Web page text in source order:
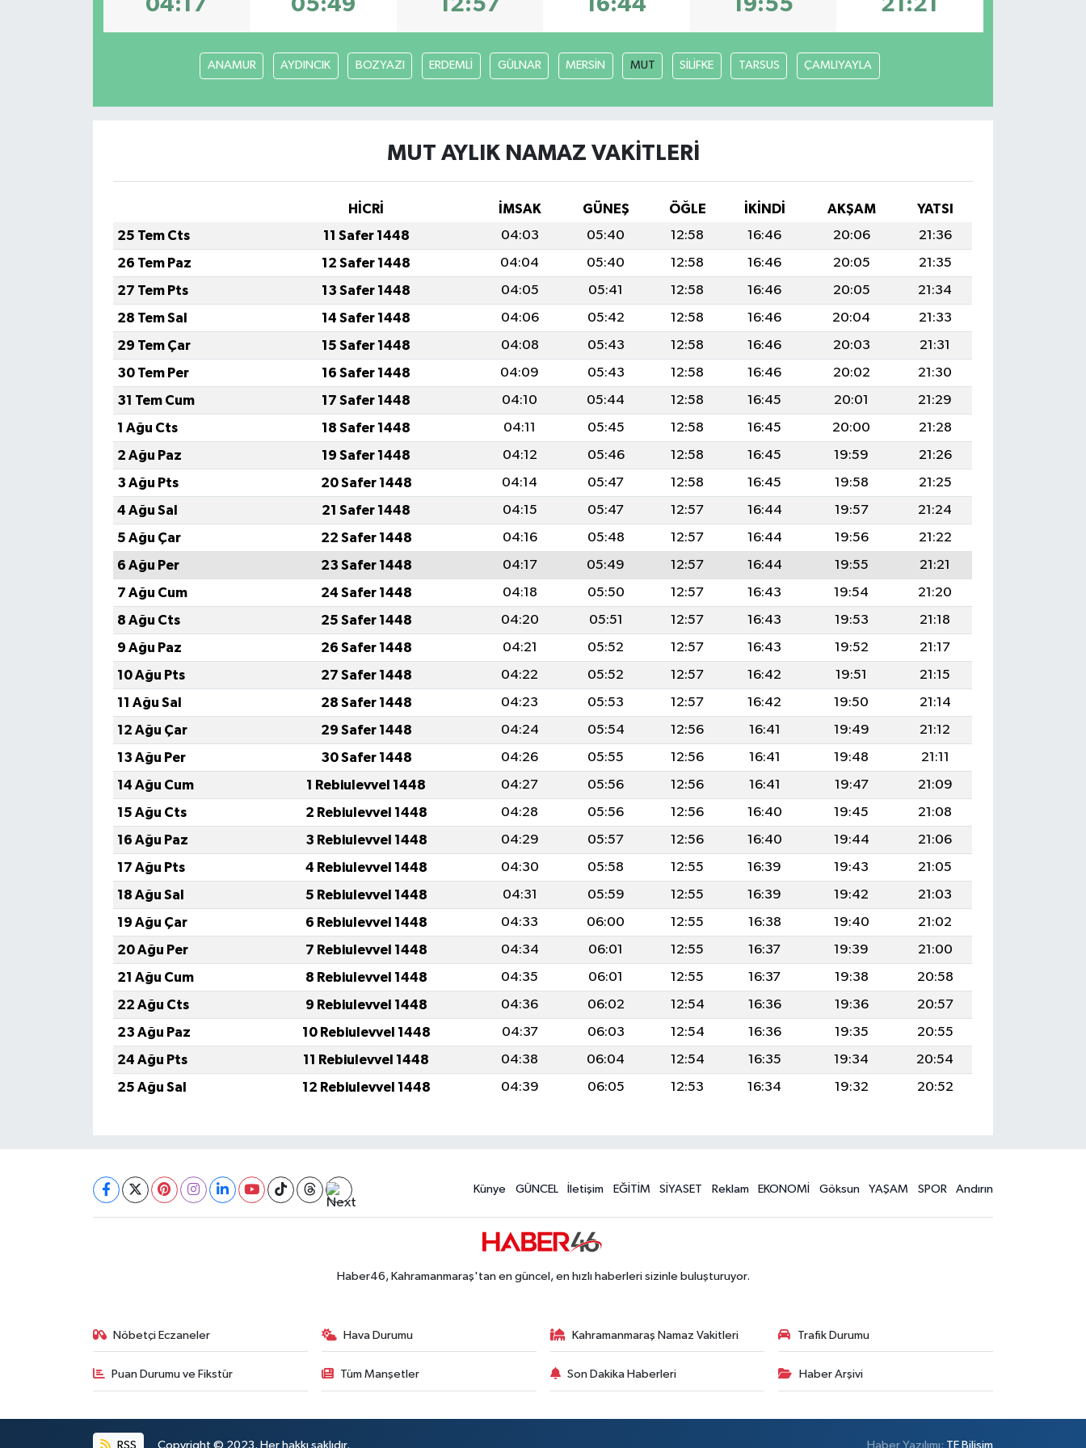
ANAMUR AYDINCIK BOZYAZI ERDEMLİ GÜLNAR MERSİN MUT SİLİFKE TARSUS ÇAMLIYAYLA
MUT AYLIK NAMAZ VAKITLERI
HİCRİ İMSAK GÜNEŞ ÖĞLE İKINDI AKŞAM
YATSI
25 Tem Cts
11 Safer 1448 04:03 05:40 12:58 16:46 20:06
21:36
26 Tem Paz
12 Safer 1448 04:04 05:40 12:58 16:46 20:05
21:35
27 Tem Pts
13 Safer 1448 04:05 05:41 12:58 16:46 20:05
21:34
28 Tem Sal
14 Safer 1448 04:06 05:42 12:58 16:46 20:04
21:33
29 Tem Çar
15 Safer 1448 04:08 05:43 12:58 16:46 20:03
21:31
30 Tem Per
16 Safer 1448 04:09 05:43 12:58 16:46 20:02
21:30
31 Tem Cum
17 Safer 1448 04:10 05:44 12:58 16:45 20:01
21:29
1 Ağu Cts
18 Safer 1448 04:11 05:45 12:58 16:45 20:00
21:28
2 Ağu Paz
19 Safer 1448 04:12 05:46 12:58 16:45 19:59
21:26
3 Ağu Pts
20 Safer 1448 04:14 05:47 12:58 16:45 19:58
21:25
4 Ağu Sal
21 Safer 1448 04:15 05:47 12:57 16:44 19:57
21:24
5 Ağu Çar
22 Safer 1448 04:16 05:48 12:57 16:44 19:56
21:22
6 Ağu Per
23 Safer 1448 04:17 05:49 12:57 16:44 19:55
21:21
7 Ağu Cum
24 Safer 1448 04:18 05:50 12:57 16:43 19:54
21:20
8 Ağu Cts
25 Safer 1448 04:20 05:51 12:57 16:43 19:53
21:18
9 Ağu Paz
26 Safer 1448 04:21 05:52 12:57 16:43 19:52
21:17
10 Ağu Pts
27 Safer 1448 04:22 05:52 12:57 16:42 19:51
21:15
11 Ağu Sal
28 Safer 1448 04:23 05:53 12:57 16:42 19:50
21:14
12 Ağu Çar
29 Safer 1448 04:24 05:54 12:56 16:41 19:49
21:12
13 Ağu Per
30 Safer 1448 04:26 05:55 12:56 16:41 19:48
21:11
14 Ağu Cum
1 Rebiulevvel 1448 04:27 05:56 12:56 16:41 19:47
21:09
15 Ağu Cts
2 Rebiulevvel 1448 04:28 05:56 12:56 16:40 19:45
21:08
16 Ağu Paz
3 Rebiulevvel 1448 04:29 05:57 12:56 16:40 19:44
21:06
17 Ağu Pts
4 Rebiulevvel 1448 04:30 05:58 12:55 16:39 19:43
21:05
18 Ağu Sal
5 Rebiulevvel 1448 04:31 05:59 12:55 16:39 19:42
21:03
19 Ağu Çar
6 Rebiulevvel 1448 04:33 06:00 12:55 16:38 19:40
21:02
20 Ağu Per
7 Rebiulevvel 1448 04:34 06:01 12:55 16:37 19:39
21:00
21 Ağu Cum
8 Rebiulevvel 1448 04:35 06:01 12:55 16:37 19:38
20:58
22 Ağu Cts
9 Rebiulevvel 1448 04:36 06:02 12:54 16:36 19:36
20:57
23 Ağu Paz
10 Rebiulevvel 1448 04:37 06:03 12:54 16:36 19:35
20:55
24 Ağu Pts
11 Rebiulevvel 1448 04:38 06:04 12:54 16:35 19:34
20:54
25 Ağu Sal
12 Rebiulevvel 1448 04:39 06:05 12:53 16:34 19:32 20:52
Künye GÜNCEL İletişim EĞİTİM SİYASET Reklam EKONOMİ Göksun YAŞAM SPOR Andırın
Haber46, Kahramanmaraş'tan en güncel, en hızlı haberleri sizinle buluşturuyor.
Nöbetçi Eczaneler Hava Durumu Kahramanmaraş Namaz Vakitleri Trafik Durumu
Puan Durumu ve Fikstür Tüm Manşetler Son Dakika Haberleri Haber Arşivi
RSS Copyright © 2023. Her hakkı saklıdır. Haber Yazılımı: TE Bilişim
KADIN-AİLE
YEREL YÖNETİM
SEÇİM 2011
ÜÇÜNCÜ SAYFA
SİVİL TOPLUM
SEÇİM 2014
KİM KİMDİR
ÇEK GÖNDER
HEDEF2020
OTOMOBİL
BÖLGEDEN
SEÇİM 2015
HABERDE İNSAN